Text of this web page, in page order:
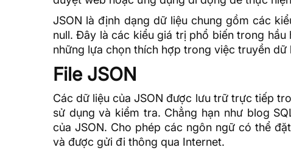
JSON là định dạng dữ liệu chung gồm các
null. Đây là các kiểu giá trị phổ biến trong
những lựa chọn thích hợp trong việc truyền dữ
File JSON
Các dữ liệu của JSON được lưu trữ trực tiếp
sử dụng và kiểm tra. Chẳng hạn như blog
của JSON. Cho phép các ngôn ngữ có thể
và được gửi đi thông qua Internet.